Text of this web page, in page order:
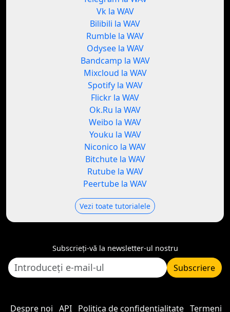
Vk la WAV
Bilibili la WAV
Rumble la WAV
Odysee la WAV
Bandcamp la WAV
Mixcloud la WAV
Spotify la WAV
Flickr la WAV
Ok.Ru la WAV
Weibo la WAV
Youku la WAV
Niconico la WAV
Bitchute la WAV
Rutube la WAV
Peertube la WAV
Vezi toate tutorialele
Subscrieți-vă la newsletter-ul nostru
Subscriere
Despre noi API Politica de confidențialitate Termeni